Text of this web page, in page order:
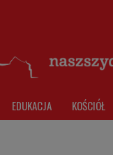
EDUKACJA KOŚCIÓŁ